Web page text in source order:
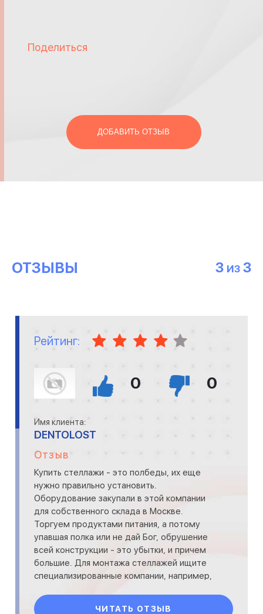
Поделиться
ДОБАВИТЬ ОТЗЫВ
ОТЗЫВЫ 3 ИЗ 3
Рейтинг:
0 0
Имя клиента:
DENTOLOST
Отзыв
Купить стеллажи - это полбеды, их еще
нужно правильно установить.
Оборудование закупали в этой компании
для собственного склада в Москве.
Торгуем продуктами питания, а потому
упавшая полка или не дай Бог, обрушение
всей конструкции - это убытки, и причем
большие. Для монтажа стеллажей ищите
специализированные компании, например,
ЧИТАТЬ ОТЗЫВ